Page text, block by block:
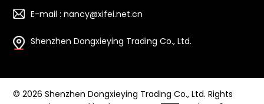
E-mail : nancy@xifei.net.cn
Shenzhen Dongxieying Trading Co., Ltd.
© 2026 Shenzhen Dongxieying Trading Co., Ltd. Rights